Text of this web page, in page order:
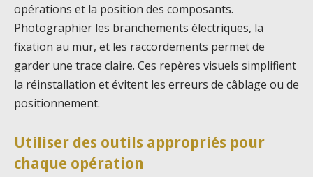
opérations et la position des composants.
Photographier les branchements électriques, la
fixation au mur, et les raccordements permet de
garder une trace claire. Ces repères visuels simplifient
la réinstallation et évitent les erreurs de câblage ou de
positionnement.
Utiliser des outils appropriés pour
chaque opération